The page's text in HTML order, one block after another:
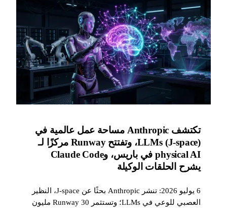
تكتشف Anthropic مساحة عمل عالمية في
LLMs (J-space)، وتفتتح Runway مركزًا لـ
physical AI في باريس، وClaude Code
يشرح الحلقات الوكيلة
6 يوليو 2026: تنشر Anthropic بحثًا عن J-space، النظير
العصبي للوعي في LLMs؛ وتستثمر Runway 30 مليون